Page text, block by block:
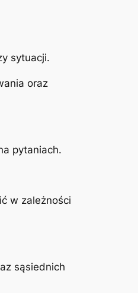
sytuacji.
oraz
pytaniach.
w zależności
sąsiednich